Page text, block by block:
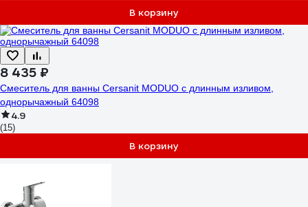
В корзину
8 435 ₽
Смеситель для ванны Cersanit MODUO с длинным изливом,
однорычажный 64098
4.9
(15)
В корзину